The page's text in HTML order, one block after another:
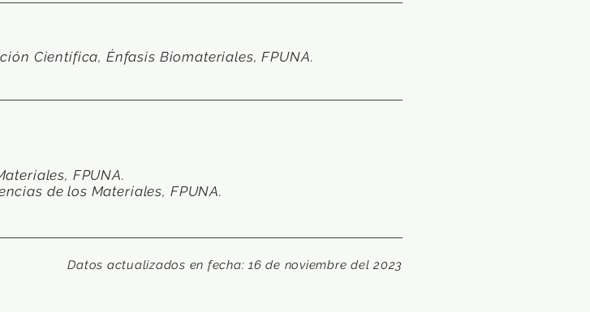
Científica, Énfasis Biomateriales, FPUNA.
FPUNA.
de los Materiales, FPUNA.
Datos actualizados en fecha: 16 de noviembre del 2023